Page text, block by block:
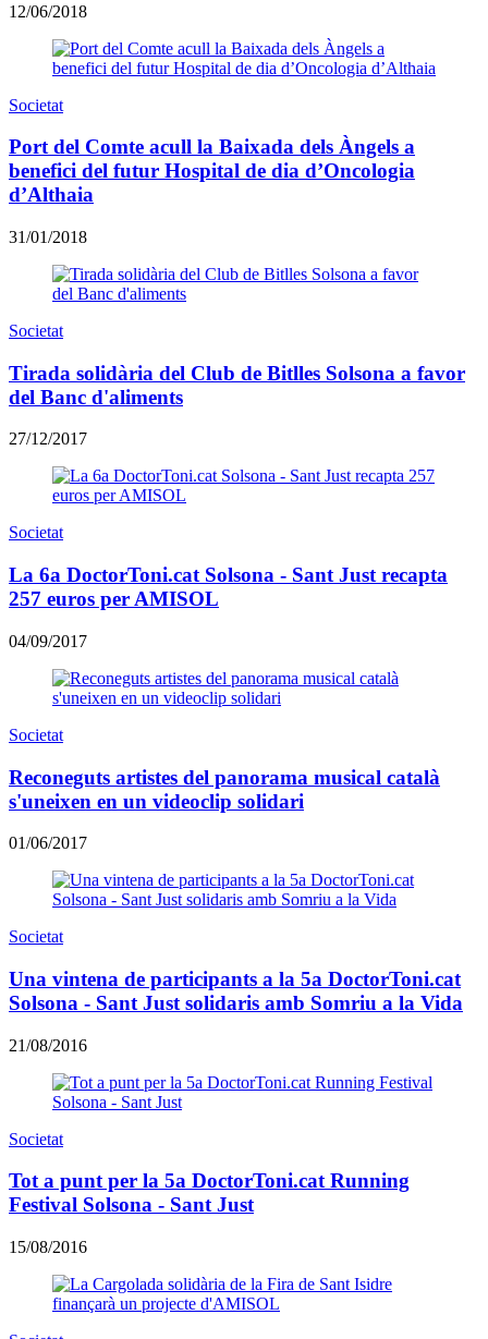
12/06/2018
Societat
Port del Comte acull la Baixada dels Àngels a
benefici del futur Hospital de dia d’Oncologia
d’Althaia
31/01/2018
Societat
Tirada solidària del Club de Bitlles Solsona a favor
del Banc d'aliments
27/12/2017
Societat
La 6a DoctorToni.cat Solsona - Sant Just recapta
257 euros per AMISOL
04/09/2017
Societat
Reconeguts artistes del panorama musical català
s'uneixen en un videoclip solidari
01/06/2017
Societat
Una vintena de participants a la 5a DoctorToni.cat
Solsona - Sant Just solidaris amb Somriu a la Vida
21/08/2016
Societat
Tot a punt per la 5a DoctorToni.cat Running
Festival Solsona - Sant Just
15/08/2016